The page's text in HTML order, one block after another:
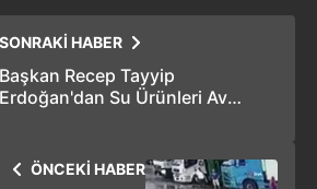
SONRAKİ HABER
Başkan Recep Tayyip
Erdoğan'dan Su Ürünleri Av
1,7 milyar dolarlık kazanç
ÖNCEKİ HABER